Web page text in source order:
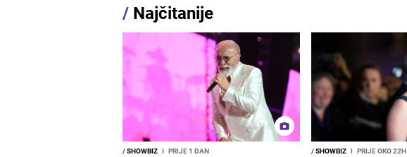
/ Najčitanije
/SHOWBIZ I PRIJE 1 DAN /SHOWBIZ I PRIJE OKO 22H